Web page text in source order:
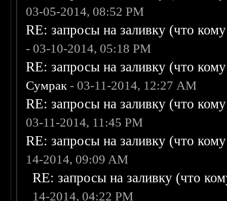
03-05-2014, 08:52 PM
RE: запросы на заливку (что
- 03-10-2014, 05:18 PM
RE: запросы на заливку (что
Сумрак - 03-11-2014, 12:27 AM
RE: запросы на заливку (что
03-11-2014, 11:45 PM
RE: запросы на заливку (что
14-2014, 09:09 AM
RE: запросы на заливку (что
14-2014, 04:22 PM